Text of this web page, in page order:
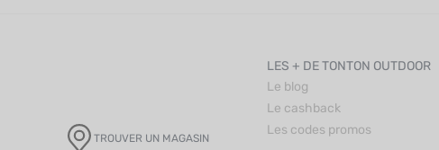
TROUVER UN MAGASIN
LES + DE TONTON OUTDOOR
Le blog
Le cashback
Les codes promos